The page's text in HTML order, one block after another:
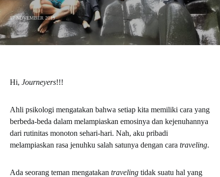
17 NOVEMBER 2019
Hi, Journeyers!!!
Ahli psikologi mengatakan bahwa setiap kita memiliki cara yang
berbeda-beda dalam melampiaskan emosinya dan kejenuhannya
dari rutinitas monoton sehari-hari. Nah, aku pribadi
melampiaskan rasa jenuhku salah satunya dengan cara traveling.
Ada seorang teman mengatakan traveling tidak suatu hal yang